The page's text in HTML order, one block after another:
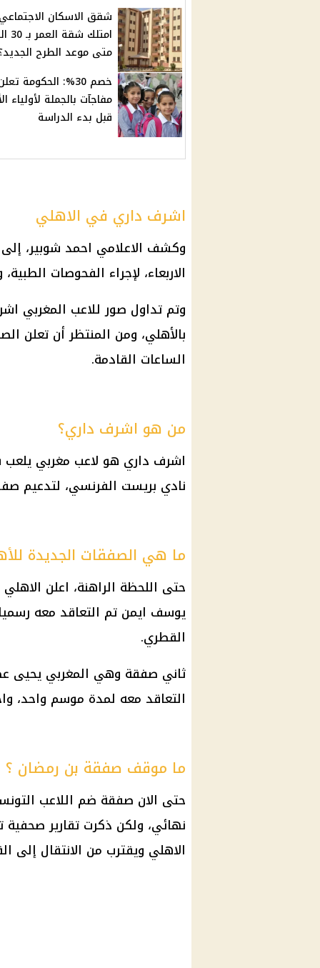
شقق الاسكان
متى موعد الطرح
خصم 30%: الحكومة
مفاجآت بالجملة لأولياء
قبل بدء الدراسة
اشرف داري في الاهلي
وكشف الاعلامي احمد شوبير،
الاربعاء، لإجراء الفحوصات
وتم تداول صور للاعب المغربي
بالأهلي، ومن المنتظر أن تعلن
الساعات القادمة.
من هو اشرف داري؟
اشرف داري هو لاعب مغربي
نادي بريست الفرنسي، لتدعيم
ما هي الصفقات الجديدة
حتى اللحظة الراهنة، اعلن الاهلي
يوسف ايمن تم التعاقد معه
القطري.
ثاني صفقة وهي المغربي يحيى
التعاقد معه لمدة موسم واحد،
ما موقف صفقة بن رمضان ؟
حتى الان صفقة ضم اللاعب
نهائي، ولكن ذكرت تقارير
الاهلي ويقترب من الانتقال إلى